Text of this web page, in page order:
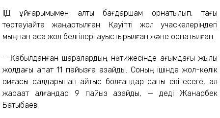
ІІД ұйғарымымен алты бағдаршам орнатылып, тағы
төртеуіқайта жаңартылған. Қауіпті жол учаскелеріндегі
мыңнан аса жол белгілері ауыстырылған және орнатылған.
– Қабылданған шаралардың нәтижесінде ағымдағы жылы
жолдағы апат 11 пайызға азайды. Соның ішінде жол-көлік
оқиғасы салдарынан қайтыс болғандар саны екі есеге, ал
жарақат алғандар 9 пайыз азайды, — деді Жанарбек
Бақтыбаев.